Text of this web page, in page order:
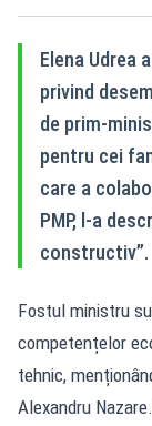
Elena Udrea
privind
de prim-
pentru cei
care a
PMP, l-a
constructiv”.
Fostul ministru
competențelor
tehnic,
Alexandru